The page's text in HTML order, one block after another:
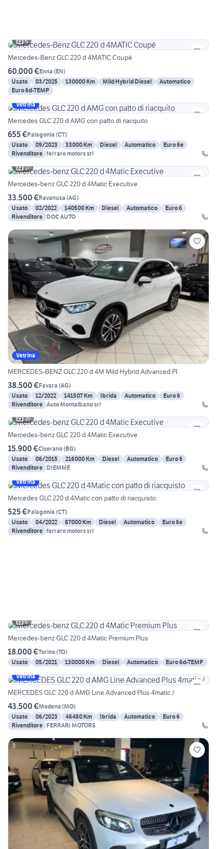
5
Mercedes-Benz GLC 220 d 4MATIC Coupé
60.000 €Enna (EN)
Usato
03/2025 130000 Km Mild Hybrid Diesel
Automatico
Euro 6d-TEMP
Vetrina
Mercedes GLC 220 d AMG con patto di riacquito
655 €Palagonia (CT)
Usato
09/2023 33000 Km Diesel Automatico
Euro 6e
Rivenditore ferraro motors srl
17
Mercedes-benz GLC 220 d 4Matic Executive
33.500 €Ravanusa (AG)
Usato
02/2022 140500 Km Diesel Automatico
Euro 6
Rivenditore DOC AUTO
Vetrina
MERCEDES-BENZ GLC 220 d 4M Mild Hybrid Advanced Pl
38.500 €Favara (AG)
Usato
12/2022 141507 Km Ibrida Automatico
Euro 6
Rivenditore Auto Montalbano srl
16
Mercedes-benz GLC 220 d 4Matic Executive
15.900 €Ciserano(BG)
Usato
06/2015 216000 Km Diesel Automatico
Euro 6
Rivenditore DIEMME
Vetrina
Mercedes GLC 220 d 4Matic con patto di riacquisto
525 €Palagonia (CT)
Usato
04/2022 87000 Km Diesel Automatico
Euro 6e
Rivenditore ferraro motors srl
6
Mercedes-benz GLC 220 d 4Matic Premium Plus
18.000 €Torino(TO)
Usato
05/2021 130000 Km Diesel Automatico
Euro 6d-TEMP
Vetrina
MERCEDES GLC 220 d AMG Line Advanced Plus 4matic /
43.500 €Modena (MO)
Usato
06/2023 46480 Km Ibrida Automatico
Euro 6
Rivenditore FERRARI MOTORS